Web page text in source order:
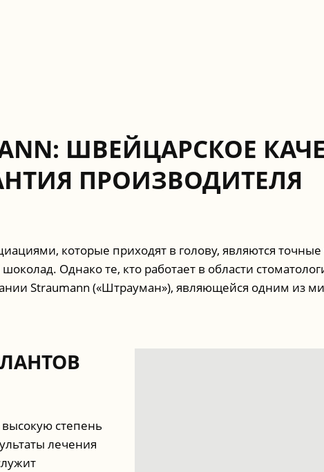
ШВЕЙЦАРСКОЕ
ПРОИЗВОДИТЕЛЯ
которые приходят в голову, являются
Однако те, кто работает в области
Straumann («Штрауман»), являющейся одним из
степень
лечения